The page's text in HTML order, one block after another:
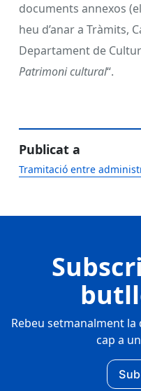
documents annexos
heu d’anar a Tràmits,
Departament de
Patrimoni cultural“.
Publicat a
Tramitació entre
Rebeu setmanalment
cap a